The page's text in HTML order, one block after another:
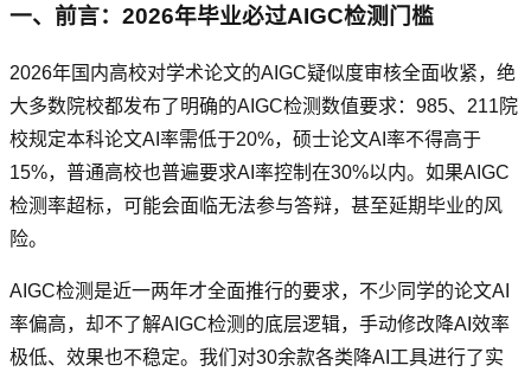
一、前言：2026年毕业必过AIGC检测门槛
2026年国内高校对学术论文的AIGC疑似度审核全面收紧，绝
大多数院校都发布了明确的AIGC检测数值要求：985、211院
校规定本科论文AI率需低于20%，硕士论文AI率不得高于
15%，普通高校也普遍要求AI率控制在30%以内。如果AIGC
检测率超标，可能会面临无法参与答辩，甚至延期毕业的风
险。
AIGC检测是近一两年才全面推行的要求，不少同学的论文AI
率偏高，却不了解AIGC检测的底层逻辑，手动修改降AI效率
极低、效果也不稳定。我们对30余款各类降AI工具进行了实